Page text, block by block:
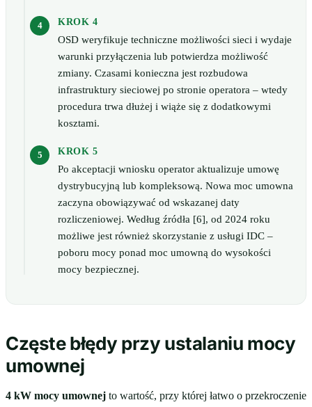
KROK 4
OSD weryfikuje techniczne możliwości sieci i wydaje
warunki przyłączenia lub potwierdza możliwość
zmiany. Czasami konieczna jest rozbudowa
infrastruktury sieciowej po stronie operatora – wtedy
procedura trwa dłużej i wiąże się z dodatkowymi
kosztami.
KROK 5
Po akceptacji wniosku operator aktualizuje umowę
dystrybucyjną lub kompleksową. Nowa moc umowna
zaczyna obowiązywać od wskazanej daty
rozliczeniowej. Według źródła [6], od 2024 roku
możliwe jest również skorzystanie z usługi IDC –
poboru mocy ponad moc umowną do wysokości
mocy bezpiecznej.
Częste błędy przy ustalaniu mocy
umownej
4 kW mocy umownej to wartość, przy której łatwo o przekroczenie